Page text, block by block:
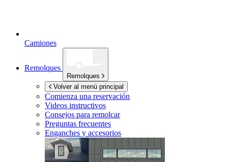
Camiones
Remolques
Remolques
Volver al menú principal
Comienza una reservación
Videos instructivos
Consejos para remolcar
Preguntas frecuentes
Enganches y accesorios